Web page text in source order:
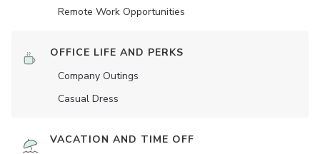
Remote Work Opportunities
OFFICE LIFE AND PERKS
Company Outings
Casual Dress
VACATION AND TIME OFF